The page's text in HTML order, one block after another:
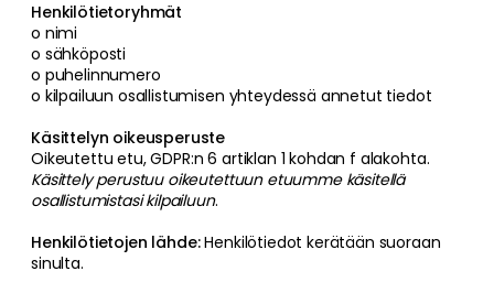
Henkilötietoryhmät
o nimi
o sähköposti
o puhelinnumero
o kilpailuun osallistumisen yhteydessä annetut tiedot
Käsittelyn oikeusperuste
Oikeutettu etu, GDPR:n 6 artiklan 1 kohdan f alakohta.
Käsittely perustuu oikeutettuun etuumme käsitellä
osallistumistasi kilpailuun.
Henkilötietojen lähde:Henkilötiedot kerätään suoraan
sinulta.